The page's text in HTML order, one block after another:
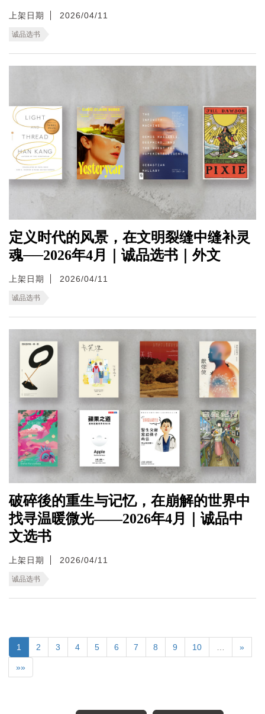
上架日期 2026/04/11
诚品选书
定义时代的风景，在文明裂缝中缝补灵
魂──2026年4月｜诚品选书｜外文
上架日期 2026/04/11
诚品选书
破碎後的重生与记忆，在崩解的世界中
找寻温暖微光——2026年4月｜诚品中
文选书
上架日期 2026/04/11
诚品选书
1 2 3 4 5 6 7 8 9 10 »
»»